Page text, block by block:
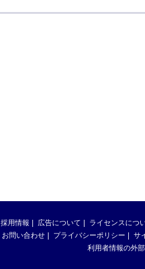
採用情報 広告について ライセンスにつ
お問い合わせ プライバシーポリシー サ
利用者情報の外